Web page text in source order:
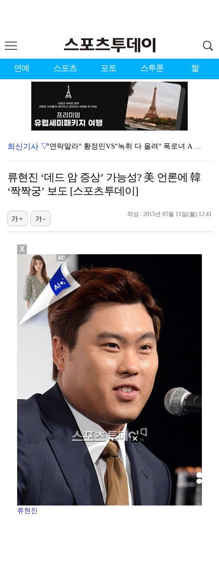
연예 스포츠 포토 스투툰 짤
"연락말라" 황정민VS"녹취 다 올려" 폭로녀 A 씨,…
이강인, 드디어 아틀레티코 선수단과 만났다…시메오네 감…
KBO, 기록적인 폭염으로 9일까지 리그 중단…내달 6…
'나솔' 24기 옥순, 출연료 미지급 폭로 "1년 넘게…
최신기사 ▽
류현진 ‘데드 암 증상’ 가능성? 美 언론에 韓
‘짝짝궁’ 보도 [스포츠투데이]
작성 : 2015년 05월 11일(월) 12:41
가+ 가-
류현진
X